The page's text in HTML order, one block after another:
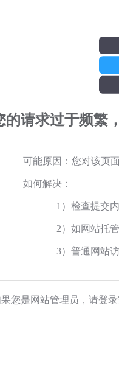
的请求过于频繁
可能原因：您对该页
如何解决：
1）检查提交
2）如网站托
3）普通网站
您是网站管理员，请登